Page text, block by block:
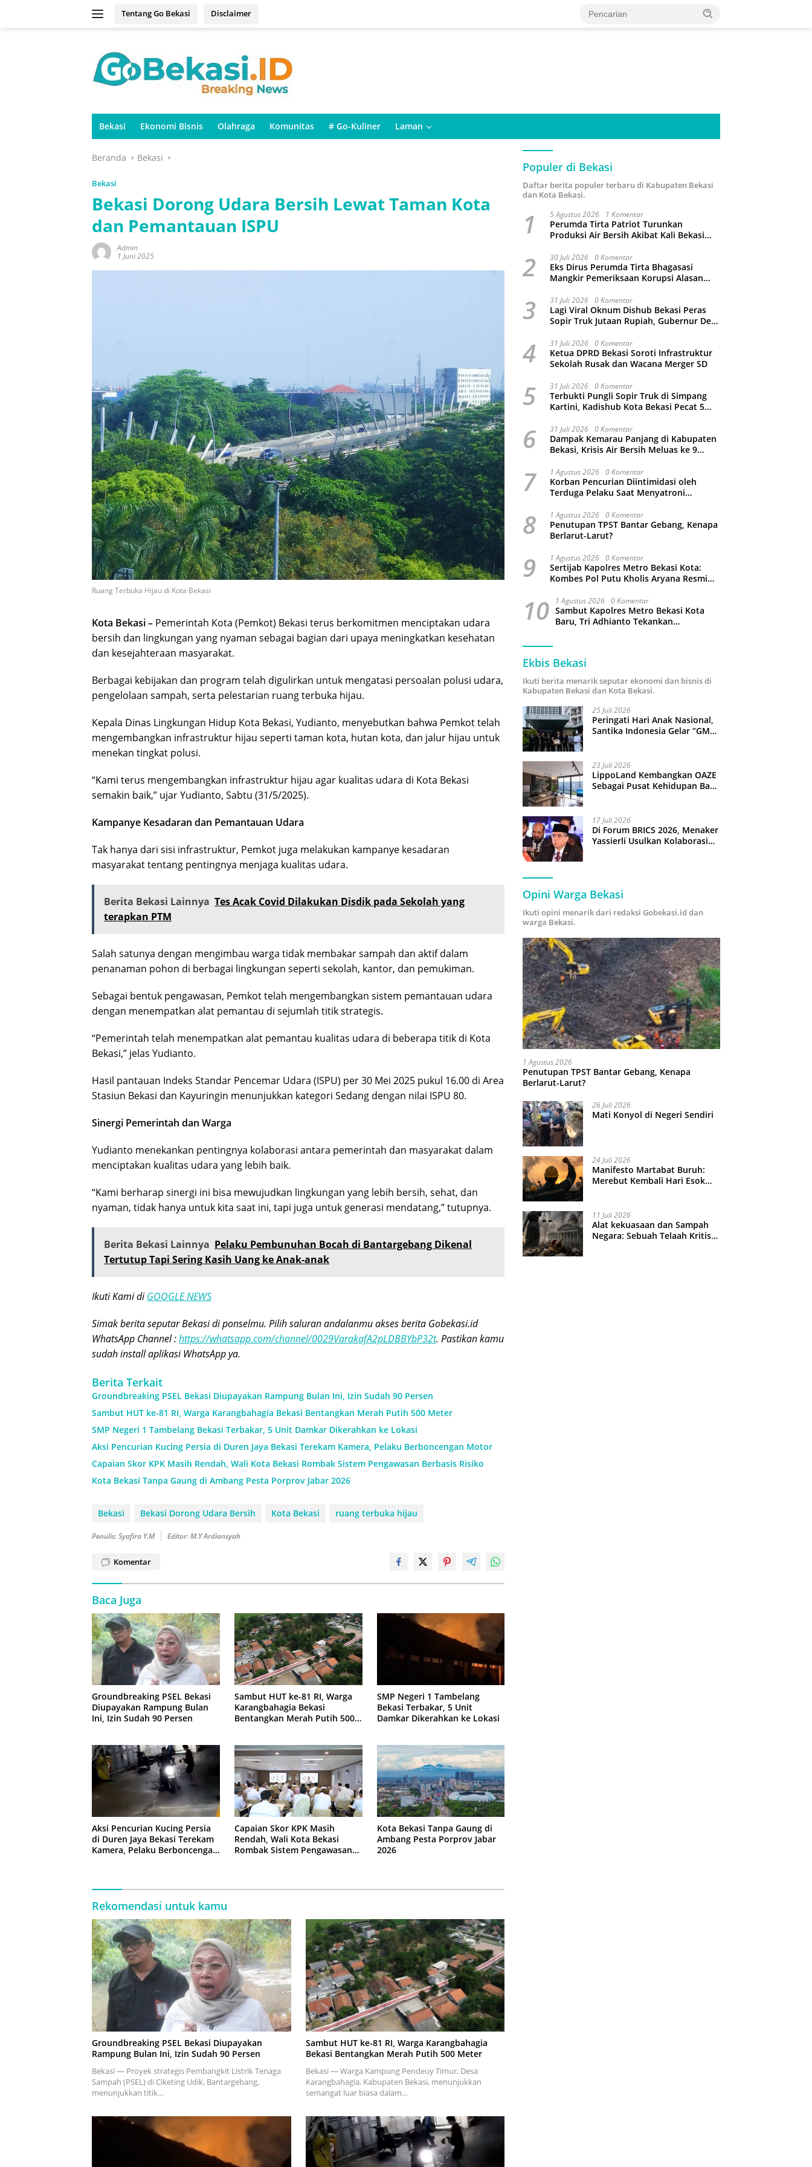
Tentang Go Bekasi Disclaimer
Bekasi Ekonomi Bisnis Olahraga Komunitas # Go-Kuliner Laman
Beranda Bekasi
Bekasi
Bekasi Dorong Udara Bersih Lewat Taman Kota
dan Pemantauan ISPU
Admin
1 Juni 2025
Ruang Terbuka Hijau di Kota Bekasi
Kota Bekasi – Pemerintah Kota (Pemkot) Bekasi terus berkomitmen menciptakan udara
bersih dan lingkungan yang nyaman sebagai bagian dari upaya meningkatkan kesehatan
dan kesejahteraan masyarakat.
Berbagai kebijakan dan program telah digulirkan untuk mengatasi persoalan polusi udara,
pengelolaan sampah, serta pelestarian ruang terbuka hijau.
Kepala Dinas Lingkungan Hidup Kota Bekasi, Yudianto, menyebutkan bahwa Pemkot telah
mengembangkan infrastruktur hijau seperti taman kota, hutan kota, dan jalur hijau untuk
menekan tingkat polusi.
“Kami terus mengembangkan infrastruktur hijau agar kualitas udara di Kota Bekasi
semakin baik,” ujar Yudianto, Sabtu (31/5/2025).
Kampanye Kesadaran dan Pemantauan Udara
Tak hanya dari sisi infrastruktur, Pemkot juga melakukan kampanye kesadaran
masyarakat tentang pentingnya menjaga kualitas udara.
Berita Bekasi Lainnya Tes Acak Covid Dilakukan Disdik pada Sekolah yang
terapkan PTM
Salah satunya dengan mengimbau warga tidak membakar sampah dan aktif dalam
penanaman pohon di berbagai lingkungan seperti sekolah, kantor, dan pemukiman.
Sebagai bentuk pengawasan, Pemkot telah mengembangkan sistem pemantauan udara
dengan menempatkan alat pemantau di sejumlah titik strategis.
“Pemerintah telah menempatkan alat pemantau kualitas udara di beberapa titik di Kota
Bekasi,” jelas Yudianto.
Hasil pantauan Indeks Standar Pencemar Udara (ISPU) per 30 Mei 2025 pukul 16.00 di Area
Stasiun Bekasi dan Kayuringin menunjukkan kategori Sedang dengan nilai ISPU 80.
Sinergi Pemerintah dan Warga
Yudianto menekankan pentingnya kolaborasi antara pemerintah dan masyarakat dalam
menciptakan kualitas udara yang lebih baik.
“Kami berharap sinergi ini bisa mewujudkan lingkungan yang lebih bersih, sehat, dan
nyaman, tidak hanya untuk kita saat ini, tapi juga untuk generasi mendatang,” tutupnya.
Berita Bekasi Lainnya Pelaku Pembunuhan Bocah di Bantargebang Dikenal
Tertutup Tapi Sering Kasih Uang ke Anak-anak
Ikuti Kami diGOOGLE NEWS
Simak berita seputar Bekasi di ponselmu. Pilih saluran andalanmu akses berita Gobekasi.id
WhatsApp Channel :https://whatsapp.com/channel/0029VarakafA2pLDBBYbP32t. Pastikan kamu
sudah install aplikasi WhatsApp ya.
Berita Terkait
Groundbreaking PSEL Bekasi Diupayakan Rampung Bulan Ini, Izin Sudah 90 Persen
Sambut HUT ke-81 RI, Warga Karangbahagia Bekasi Bentangkan Merah Putih 500 Meter
SMP Negeri 1 Tambelang Bekasi Terbakar, 5 Unit Damkar Dikerahkan ke Lokasi
Aksi Pencurian Kucing Persia di Duren Jaya Bekasi Terekam Kamera, Pelaku Berboncengan Motor
Capaian Skor KPK Masih Rendah, Wali Kota Bekasi Rombak Sistem Pengawasan Berbasis Risiko
Kota Bekasi Tanpa Gaung di Ambang Pesta Porprov Jabar 2026
Bekasi Bekasi Dorong Udara Bersih Kota Bekasi ruang terbuka hijau
Penulis: Syafira Y.M Editor: M.Y Ardiansyah
Komentar
Baca Juga
Groundbreaking PSEL Bekasi
Diupayakan Rampung Bulan
Ini, Izin Sudah 90 Persen
Sambut HUT ke-81 RI, Warga
Karangbahagia Bekasi
Bentangkan Merah Putih 500
SMP Negeri 1 Tambelang
Bekasi Terbakar, 5 Unit
Damkar Dikerahkan ke Lokasi
Aksi Pencurian Kucing Persia
di Duren Jaya Bekasi Terekam
Kamera, Pelaku Berboncengan
Capaian Skor KPK Masih
Rendah, Wali Kota Bekasi
Rombak Sistem Pengawasan
Kota Bekasi Tanpa Gaung di
Ambang Pesta Porprov Jabar
2026
Rekomendasi untuk kamu
Groundbreaking PSEL Bekasi Diupayakan
Rampung Bulan Ini, Izin Sudah 90 Persen
Bekasi — Proyek strategis Pembangkit Listrik Tenaga
Sampah (PSEL) di Ciketing Udik, Bantargebang,
menunjukkan titik…
Sambut HUT ke-81 RI, Warga Karangbahagia
Bekasi Bentangkan Merah Putih 500 Meter
Bekasi — Warga Kampung Pendeuy Timur, Desa
Karangbahagia, Kabupaten Bekasi, menunjukkan
semangat luar biasa dalam…
Populer di Bekasi
Daftar berita populer terbaru di Kabupaten Bekasi
dan Kota Bekasi.
1 5 Agustus 2026 1 Komentar
Perumda Tirta Patriot Turunkan
Produksi Air Bersih Akibat Kali Bekasi
2 30 Juli 2026 0 Komentar
Eks Dirus Perumda Tirta Bhagasasi
Mangkir Pemeriksaan Korupsi Alasan
Ancam Jemput Paksa
3 31 Juli 2026 0 Komentar
Lagi Viral Oknum Dishub Bekasi Peras
Sopir Truk Jutaan Rupiah, Gubernur Dedi
Sanksi Pemecatan
4 31 Juli 2026 0 Komentar
Ketua DPRD Bekasi Soroti Infrastruktur
Sekolah Rusak dan Wacana Merger SD
5 31 Juli 2026 0 Komentar
Terbukti Pungli Sopir Truk di Simpang
Kartini, Kadishub Kota Bekasi Pecat 5
6 31 Juli 2026 0 Komentar
Dampak Kemarau Panjang di Kabupaten
Bekasi, Krisis Air Bersih Meluas ke 9
7 1 Agustus 2026 0 Komentar
Korban Pencurian Diintimidasi oleh
Terduga Pelaku Saat Menyatroni
Malah Ikut-Ikutan!
8 1 Agustus 2026 0 Komentar
Penutupan TPST Bantar Gebang, Kenapa
Berlarut-Larut?
9 1 Agustus 2026 0 Komentar
Sertijab Kapolres Metro Bekasi Kota:
Kombes Pol Putu Kholis Aryana Resmi
Bintoro
10 1 Agustus 2026 0 Komentar
Sambut Kapolres Metro Bekasi Kota
Baru, Tri Adhianto Tekankan
Ekbis Bekasi
Ikuti berita menarik seputar ekonomi dan bisnis di
Kabupaten Bekasi dan Kota Bekasi.
25 Juli 2026
Peringati Hari Anak Nasional,
Santika Indonesia Gelar “GM
23 Juli 2026
LippoLand Kembangkan OAZE
Sebagai Pusat Kehidupan Baru
17 Juli 2026
Di Forum BRICS 2026, Menaker
Yassierli Usulkan Kolaborasi
Opini Warga Bekasi
Ikuti opini menarik dari redaksi Gobekasi.id dan
warga Bekasi.
1 Agustus 2026
Penutupan TPST Bantar Gebang, Kenapa
Berlarut-Larut?
26 Juli 2026
Mati Konyol di Negeri Sendiri
24 Juli 2026
Manifesto Martabat Buruh:
Merebut Kembali Hari Esok
11 Juli 2026
Alat kekuasaan dan Sampah
Negara: Sebuah Telaah Kritis